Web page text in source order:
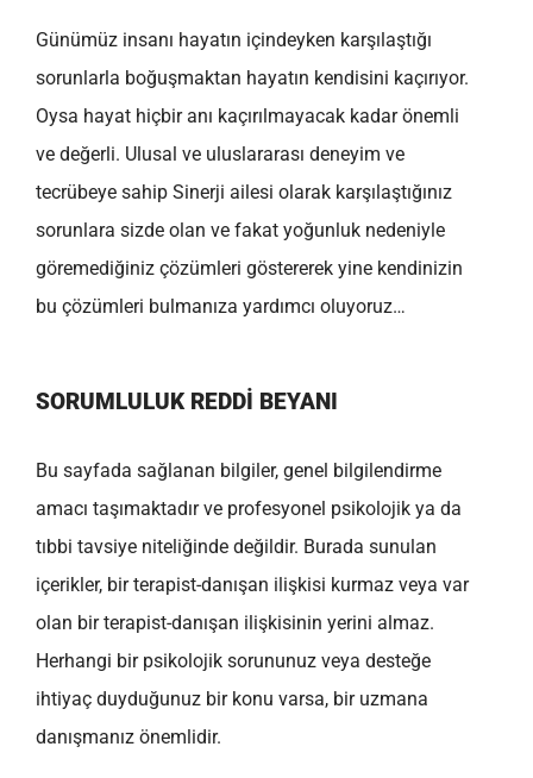
Günümüz insanı hayatın içindeyken karşılaştığı
sorunlarla boğuşmaktan hayatın kendisini kaçırıyor.
Oysa hayat hiçbir anı kaçırılmayacak kadar önemli
ve değerli. Ulusal ve uluslararası deneyim ve
tecrübeye sahip Sinerji ailesi olarak karşılaştığınız
sorunlara sizde olan ve fakat yoğunluk nedeniyle
göremediğiniz çözümleri göstererek yine kendinizin
bu çözümleri bulmanıza yardımcı oluyoruz…
SORUMLULUK REDDI BEYANI
Bu sayfada sağlanan bilgiler, genel bilgilendirme
amacı taşımaktadır ve profesyonel psikolojik ya da
tıbbi tavsiye niteliğinde değildir. Burada sunulan
içerikler, bir terapist-danışan ilişkisi kurmaz veya var
olan bir terapist-danışan ilişkisinin yerini almaz.
Herhangi bir psikolojik sorununuz veya desteğe
ihtiyaç duyduğunuz bir konu varsa, bir uzmana
danışmanız önemlidir.